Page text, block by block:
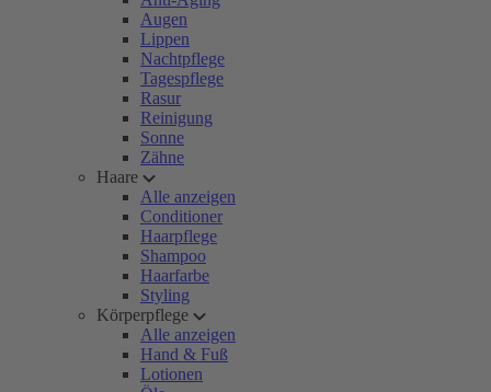
Augen
Lippen
Nachtpflege
Tagespflege
Rasur
Reinigung
Sonne
Zähne
Haare
Alle anzeigen
Conditioner
Haarpflege
Shampoo
Haarfarbe
Styling
Körperpflege
Alle anzeigen
Hand & Fuß
Lotionen